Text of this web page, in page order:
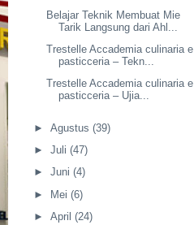
Belajar Teknik Membuat Mie
Tarik Langsung dari Ahl...
Trestelle Accademia culinaria e
pasticceria – Tekn...
Trestelle Accademia culinaria e
pasticceria – Ujia...
► Agustus (39)
► Juli (47)
► Juni (4)
► Mei (6)
► April (24)